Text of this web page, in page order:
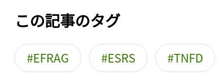
この記事のタグ
EFRAG ESRS TNFD